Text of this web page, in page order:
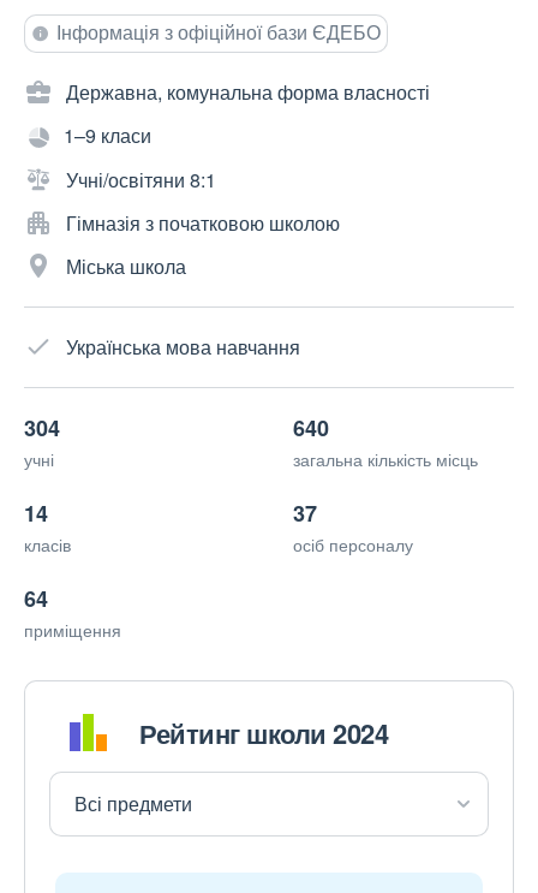
Інформація з офіційної бази ЄДЕБО
Державна, комунальна форма власності
1–9 класи
Учні/освітяни 8:1
Гімназія з початковою школою
Міська школа
Українська мова навчання
304
учні
640
загальна кількість місць
14
класів
37
осіб персоналу
64
приміщення
Рейтинг школи 2024